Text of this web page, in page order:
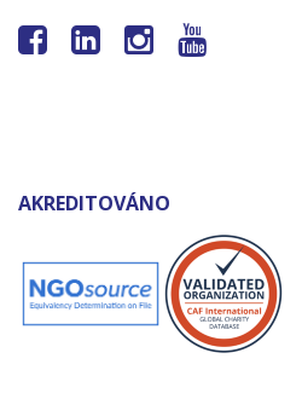
   
AKREDITOVÁNO